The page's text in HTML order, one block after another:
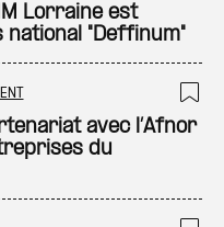
Lorraine est
national "Deffinum"
avec l’Afnor
du